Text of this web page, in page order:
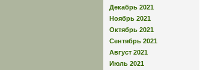
Декабрь 2021
Ноябрь 2021
Октябрь 2021
Сентябрь 2021
Август 2021
Июль 2021